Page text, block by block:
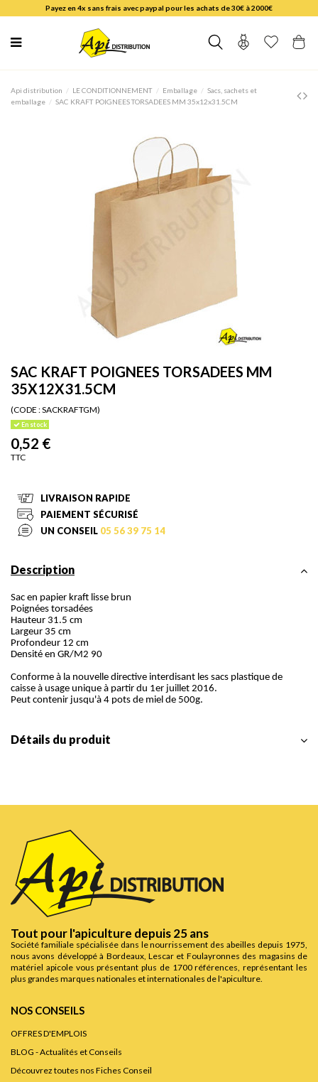
Payez en 4x sans frais avec paypal pour les achats de 30€ à 2000€
Api distribution LE CONDITIONNEMENT Emballage
Sacs, sachets et
emballage
SAC KRAFT POIGNEES TORSADEES MM 35x12x31.5CM
SAC KRAFT POIGNEES TORSADEES MM
35X12X31.5CM
(CODE :SACKRAFTGM)
En stock
0,52 €
TTC
LIVRAISON RAPIDE
PAIEMENT SÉCURISÉ
UN CONSEIL 05 56 39 75 14
Description
Sac en papier kraft lisse brun
Poignées torsadées
Hauteur 31.5 cm
Largeur 35 cm
Profondeur 12 cm
Densité en GR/M2 90
Conforme à la nouvelle directive interdisant les sacs plastique de
caisse à usage unique à partir du 1er juillet 2016.
Peut contenir jusqu'à 4 pots de miel de 500g.
Détails du produit
Tout pour l'apiculture depuis 25 ans
Société familiale spécialisée dans le nourrissement des abeilles depuis 1975,
nous avons développé à Bordeaux, Lescar et Foulayronnes des magasins de
matériel apicole vous présentant plus de 1700 références, représentant les
plus grandes marques nationales et internationales de l'apiculture.
NOS CONSEILS
OFFRES D'EMPLOIS
BLOG - Actualités et Conseils
Découvrez toutes nos Fiches Conseil